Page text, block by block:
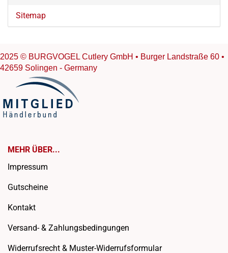
Sitemap
2025 © BURGVOGEL Cutlery GmbH • Burger Landstraße 60 •
42659 Solingen - Germany
MEHR ÜBER...
Impressum
Gutscheine
Kontakt
Versand- & Zahlungsbedingungen
Widerrufsrecht & Muster-Widerrufsformular